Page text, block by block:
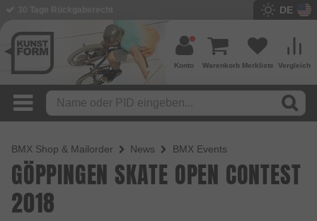
DE
Vergleich
Merkliste
Warenkorb
Konto
BMX Shop & Mailorder News BMX Events
GÖPPINGEN SKATE OPEN CONTEST
2018